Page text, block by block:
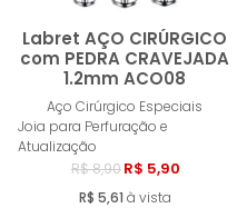
Labret AÇO CIRÚRGICO
com PEDRA CRAVEJADA
1.2mm ACO08
Aço Cirúrgico Especiais
Joia para Perfuração e
Atualização
R$ 8,90R$ 5,90
R$ 5,61 à vista
Comprar